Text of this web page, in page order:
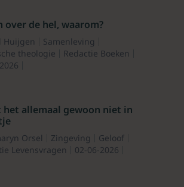
over de hel, waarom?
Huijgen
Samenleving
theologie
Redactie Boeken
het allemaal gewoon niet in
Orsel Zingeving
Geloof
Levensvragen
02-06-2026